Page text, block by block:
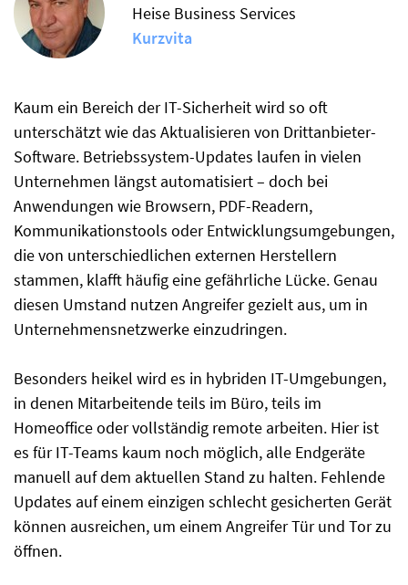
Heise Business Services
Kurzvita
Kaum ein Bereich der IT-Sicherheit wird so oft
unterschätzt wie das Aktualisieren von Drittanbieter-
Software. Betriebssystem-Updates laufen in vielen
Unternehmen längst automatisiert – doch bei
Anwendungen wie Browsern, PDF-Readern,
Kommunikationstools oder Entwicklungsumgebungen,
die von unterschiedlichen externen Herstellern
stammen, klafft häufig eine gefährliche Lücke. Genau
diesen Umstand nutzen Angreifer gezielt aus, um in
Unternehmensnetzwerke einzudringen.
Besonders heikel wird es in hybriden IT-Umgebungen,
in denen Mitarbeitende teils im Büro, teils im
Homeoffice oder vollständig remote arbeiten. Hier ist
es für IT-Teams kaum noch möglich, alle Endgeräte
manuell auf dem aktuellen Stand zu halten. Fehlende
Updates auf einem einzigen schlecht gesicherten Gerät
können ausreichen, um einem Angreifer Tür und Tor zu
öffnen.